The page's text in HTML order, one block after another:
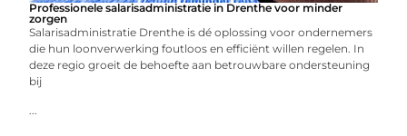
Professionele salarisadministratie in Drenthe voor minder
zorgen
Salarisadministratie Drenthe is dé oplossing voor ondernemers
die hun loonverwerking foutloos en efficiënt willen regelen. In
deze regio groeit de behoefte aan betrouwbare ondersteuning
bij
...